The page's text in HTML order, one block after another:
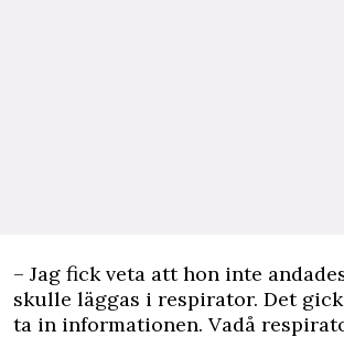
– Jag fick veta att hon inte
skulle läggas i respirator. Det
ta in informationen. Vadå